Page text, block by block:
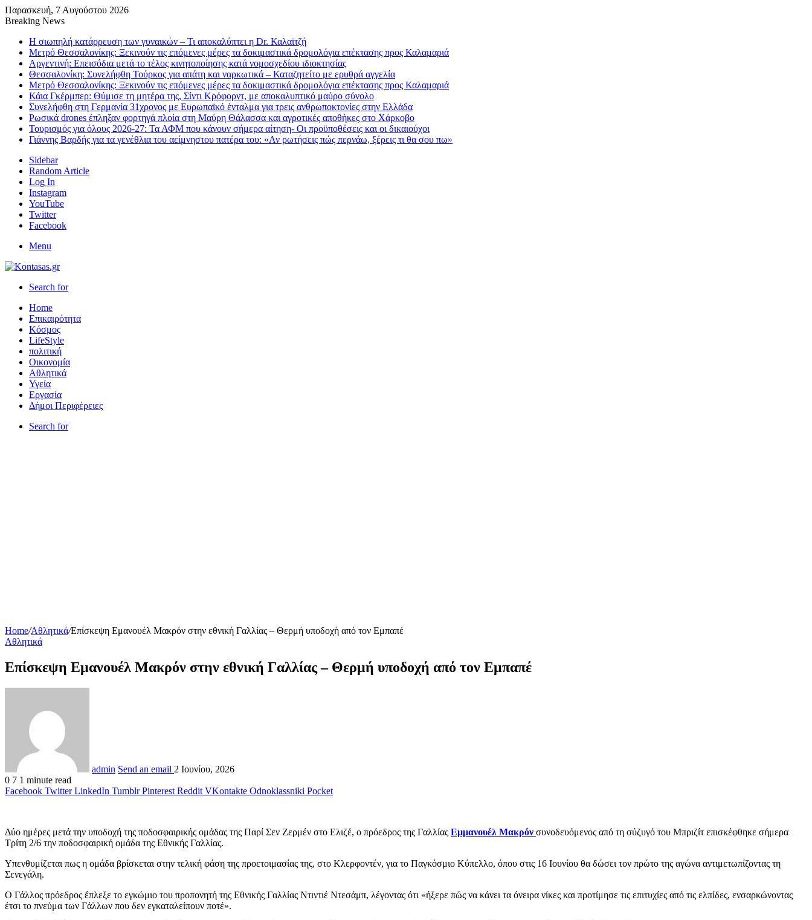
Παρασκευή, 7 Αυγούστου 2026
Breaking News
Η σιωπηλή κατάρρευση των γυναικών – Τι αποκαλύπτει η Dr. Καλαϊτζή
Μετρό Θεσσαλονίκης: Ξεκινούν τις επόμενες μέρες τα δοκιμαστικά δρομολόγια επέκτασης προς Καλαμαριά
Αργεντινή: Επεισόδια μετά το τέλος κινητοποίησης κατά νομοσχεδίου ιδιοκτησίας
Θεσσαλονίκη: Συνελήφθη Τούρκος για απάτη και ναρκωτικά – Καταζητείτο με ερυθρά αγγελία
Μετρό Θεσσαλονίκης: Ξεκινούν τις επόμενες μέρες τα δοκιμαστικά δρομολόγια επέκτασης προς Καλαμαριά
Κάια Γκέρμπερ: Θύμισε τη μητέρα της, Σίντι Κρόφορντ, με αποκαλυπτικό μαύρο σύνολο
Συνελήφθη στη Γερμανία 31χρονος με Ευρωπαϊκό ένταλμα για τρεις ανθρωποκτονίες στην Ελλάδα
Ρωσικά drones έπληξαν φορτηγά πλοία στη Μαύρη Θάλασσα και αγροτικές αποθήκες στο Χάρκοβο
Τουρισμός για όλους 2026-27: Τα ΑΦΜ που κάνουν σήμερα αίτηση- Οι προϋποθέσεις και οι δικαιούχοι
Γιάννης Βαρδής για τα γενέθλια του αείμνηστου πατέρα του: «Αν ρωτήσεις πώς περνάω, ξέρεις τι θα σου πω»
Sidebar
Random Article
Log In
Instagram
YouTube
Twitter
Facebook
Menu
Search for
Home
Επικαιρότητα
Κόσμος
LifeStyle
πολιτική
Οικονομία
Αθλητικά
Υγεία
Εργασία
Δήμοι Περιφέρειες
Search for
Home/Αθλητικά/Επίσκεψη Εμανουέλ Μακρόν στην εθνική Γαλλίας – Θερμή υποδοχή από τον Εμπαπέ
Αθλητικά
Επίσκεψη Εμανουέλ Μακρόν στην εθνική Γαλλίας – Θερμή υποδοχή από τον Εμπαπέ
admin Send an email 2 Ιουνίου, 2026
0 7 1 minute read
Facebook Twitter LinkedIn Tumblr Pinterest Reddit VKontakte Odnoklassniki Pocket
Δύο ημέρες μετά την υποδοχή της ποδοσφαιρικής ομάδας της Παρί Σεν Ζερμέν στο Ελιζέ, ο πρόεδρος της Γαλλίας Εμμανουέλ Μακρόν συνοδευόμενος από τη σύζυγό του Μπριζίτ επισκέφθηκε σήμερα
Τρίτη 2/6 την ποδοσφαιρική ομάδα της Εθνικής Γαλλίας.
Υπενθυμίζεται πως η ομάδα βρίσκεται στην τελική φάση της προετοιμασίας της, στο Κλερφοντέν, για το Παγκόσμιο Κύπελλο, όπου στις 16 Ιουνίου θα δώσει τον πρώτο της αγώνα αντιμετωπίζοντας τη
Σενεγάλη.
Ο Γάλλος πρόεδρος έπλεξε το εγκώμιο του προπονητή της Εθνικής Γαλλίας Ντιντιέ Ντεσάμπ, λέγοντας ότι «ήξερε πώς να κάνει τα όνειρα νίκες και προτίμησε τις επιτυχίες από τις ελπίδες, ενσαρκώνοντας
έτσι το πνεύμα των Γάλλων που δεν εγκαταλείπουν ποτέ».